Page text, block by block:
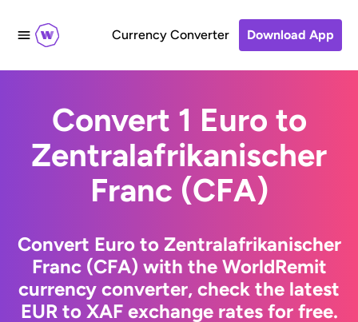
Currency Converter Download App
Convert 1 Euro to
Zentralafrikanischer
Franc (CFA)
Convert Euro to Zentralafrikanischer
Franc (CFA) with the WorldRemit
currency converter, check the latest
EUR to XAF exchange rates for free.